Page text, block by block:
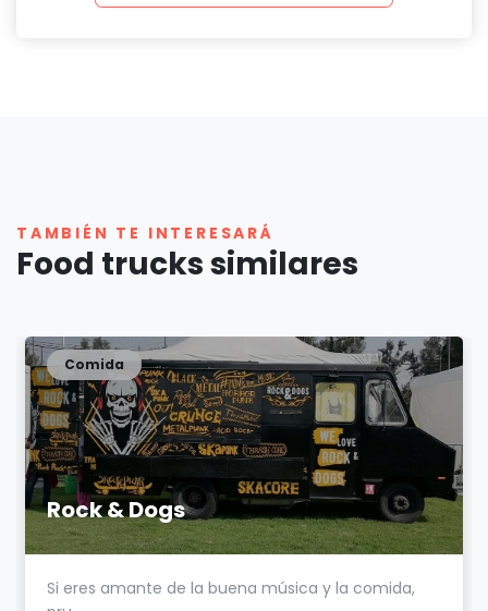
TAMBIÉN TE INTERESARÁ
Food trucks similares
Rock & Dogs
Comida
Si eres amante de la buena música y la comida,